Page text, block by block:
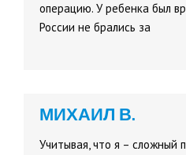
операцию. У ребенка был
России не брались за
МИХАИЛ В.
Учитывая, что я – сложный